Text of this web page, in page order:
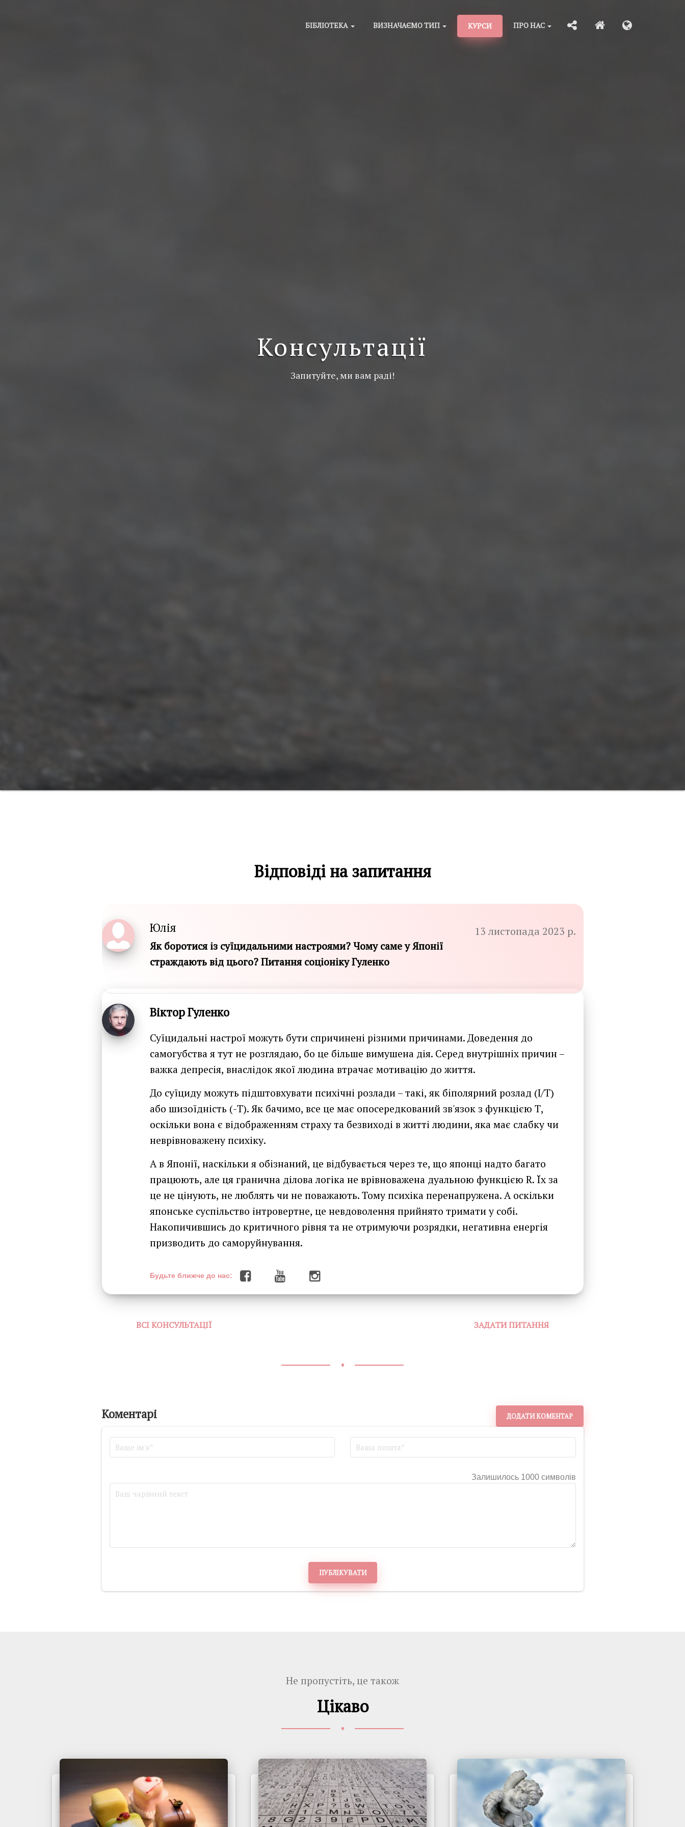
БІБЛІОТЕКА ВИЗНАЧАЄМО ТИП КУРСИ ПРО НАС
Консультації
Запитуйте, ми вам раді!
Відповіді на запитання
Юлія 13 листопада 2023 р.
Як боротися із суїцидальними настроями? Чому саме у Японії
страждають від цього? Питання соціоніку Гуленко
Віктор Гуленко
Суїцидальні настрої можуть бути спричинені різними причинами. Доведення до
самогубства я тут не розглядаю, бо це більше вимушена дія. Серед внутрішніх причин –
важка депресія, внаслідок якої людина втрачає мотивацію до життя.
До суїциду можуть підштовхувати психічні розлади – такі, як біполярний розлад (I/T)
або шизоїдність (-T). Як бачимо, все це має опосередкований зв'язок з функцією Т,
оскільки вона є відображенням страху та безвиході в житті людини, яка має слабку чи
неврівноважену психіку.
А в Японії, наскільки я обізнаний, це відбувається через те, що японці надто багато
працюють, але ця гранична ділова логіка не врівноважена дуальною функцією R. Їх за
це не цінують, не люблять чи не поважають. Тому психіка перенапружена. А оскільки
японське суспільство інтровертне, це невдоволення прийнято тримати у собі.
Накопичившись до критичного рівня та не отримуючи розрядки, негативна енергія
призводить до саморуйнування.
Будьте ближче до нас:
ВСІ КОНСУЛЬТАЦІЇ ЗАДАТИ ПИТАННЯ
♦
Коментарі ДОДАТИ КОМЕНТАР
Залишилось 1000 символів
ПУБЛІКУВАТИ
Не пропустіть, це також
Цікаво
♦